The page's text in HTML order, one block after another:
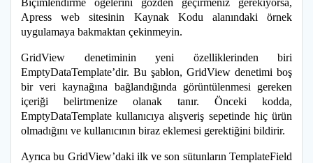
Biçimlendirme öğelerini gözden geçirmeniz gerekiyorsa,
Apress web sitesinin Kaynak Kodu alanındaki örnek
uygulamaya bakmaktan çekinmeyin.
GridView denetiminin yeni özelliklerinden biri
EmptyDataTemplate’dir. Bu şablon, GridView denetimi boş
bir veri kaynağına bağlandığında görüntülenmesi gereken
içeriği belirtmenize olanak tanır. Önceki kodda,
EmptyDataTemplate kullanıcıya alışveriş sepetinde hiç ürün
olmadığını ve kullanıcının biraz eklemesi gerektiğini bildirir.
Ayrıca bu GridView’daki ilk ve son sütunların TemplateField